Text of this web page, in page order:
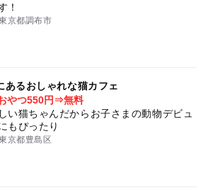
！
京都調布市
あるおしゃれな猫カフェ
やつ550円⇒無料
い猫ちゃんだからお子さまの動物デビュ
もぴったり
京都豊島区